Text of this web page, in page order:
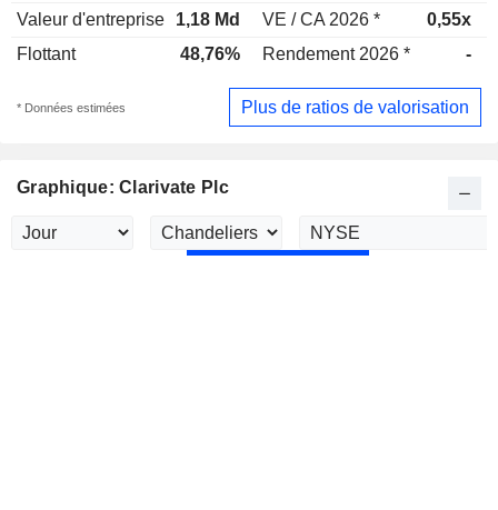
Valeur d'entreprise
1,18 Md VE / CA 2026 * 0,55x
Flottant
48,76% Rendement 2026 * -
* Données estimées Plus de ratios de valorisation
Graphique: Clarivate Plc